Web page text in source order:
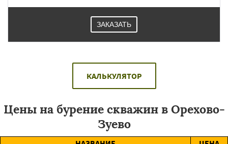
ЗАКАЗАТЬ
КАЛЬКУЛЯТОР
Цены на бурение скважин в Орехово-
Зуево